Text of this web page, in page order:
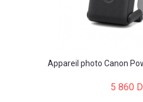
Appareil photo Canon
5 860